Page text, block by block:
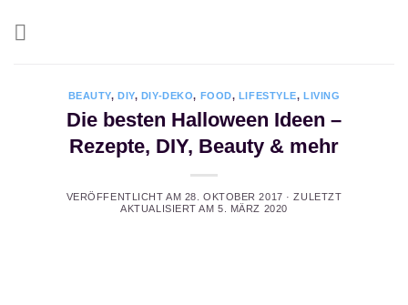
BEAUTY,DIY, DIY-DEKO, FOOD, LIFESTYLE,LIVING
Die besten Halloween Ideen –
Rezepte, DIY, Beauty & mehr
VERÖFFENTLICHT AM 28. OKTOBER 2017 · ZULETZT
AKTUALISIERT AM5. MÄRZ 2020